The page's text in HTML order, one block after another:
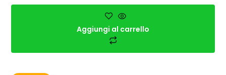
Aggiungi al carrello